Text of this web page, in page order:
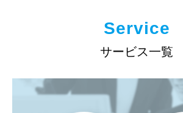
Service
サービス一覧